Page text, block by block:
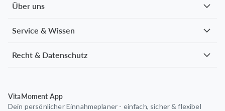
Über uns
Service & Wissen
Recht & Datenschutz
VitaMoment App
Dein persönlicher Einnahmeplaner - einfach, sicher & flexibel